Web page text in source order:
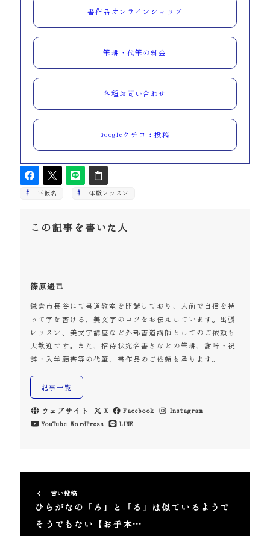
書作品オンラインショップ
筆耕・代筆の料金
各種お問い合わせ
Googleクチコミ投稿
平仮名 体験レッスン
この記事を書いた人
篠原遙己
鎌倉市長谷にて書道教室を開講しており、人前で自信を持
って字を書ける、美文字のコツをお伝えしています。出張
レッスン、美文字講座など外部書道講師としてのご依頼も
大歓迎です。また、招待状宛名書きなどの筆耕、謝辞・祝
辞・入学願書等の代筆、書作品のご依頼も承ります。
記事一覧
ウェブサイト X Facebook
Instagram
YouTube WordPress LINE
古い投稿
ひらがなの「ろ」と「る」は似ているようで
そうでもない【お手本…